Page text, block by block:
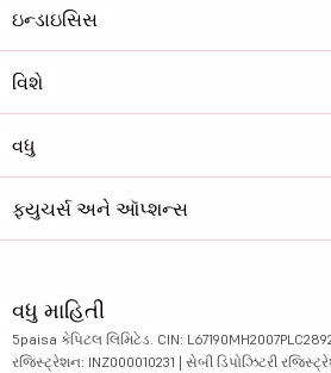
ઇન્ડાઇસિસ
વિશે
વધુ
ફ્યુચર્સ અને ઑપ્શન્સ
વધુ માહિતી
5paisa કેપિટલ લિમિટેડ. CIN:
રજિસ્ટ્રેશન: INZ000010231 | સેબી ડિપોઝિટરી